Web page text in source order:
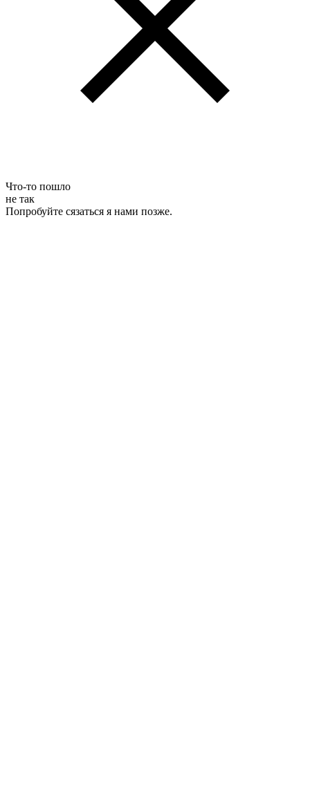
Что-то пошло
не так
Попробуйте сязаться я нами позже.